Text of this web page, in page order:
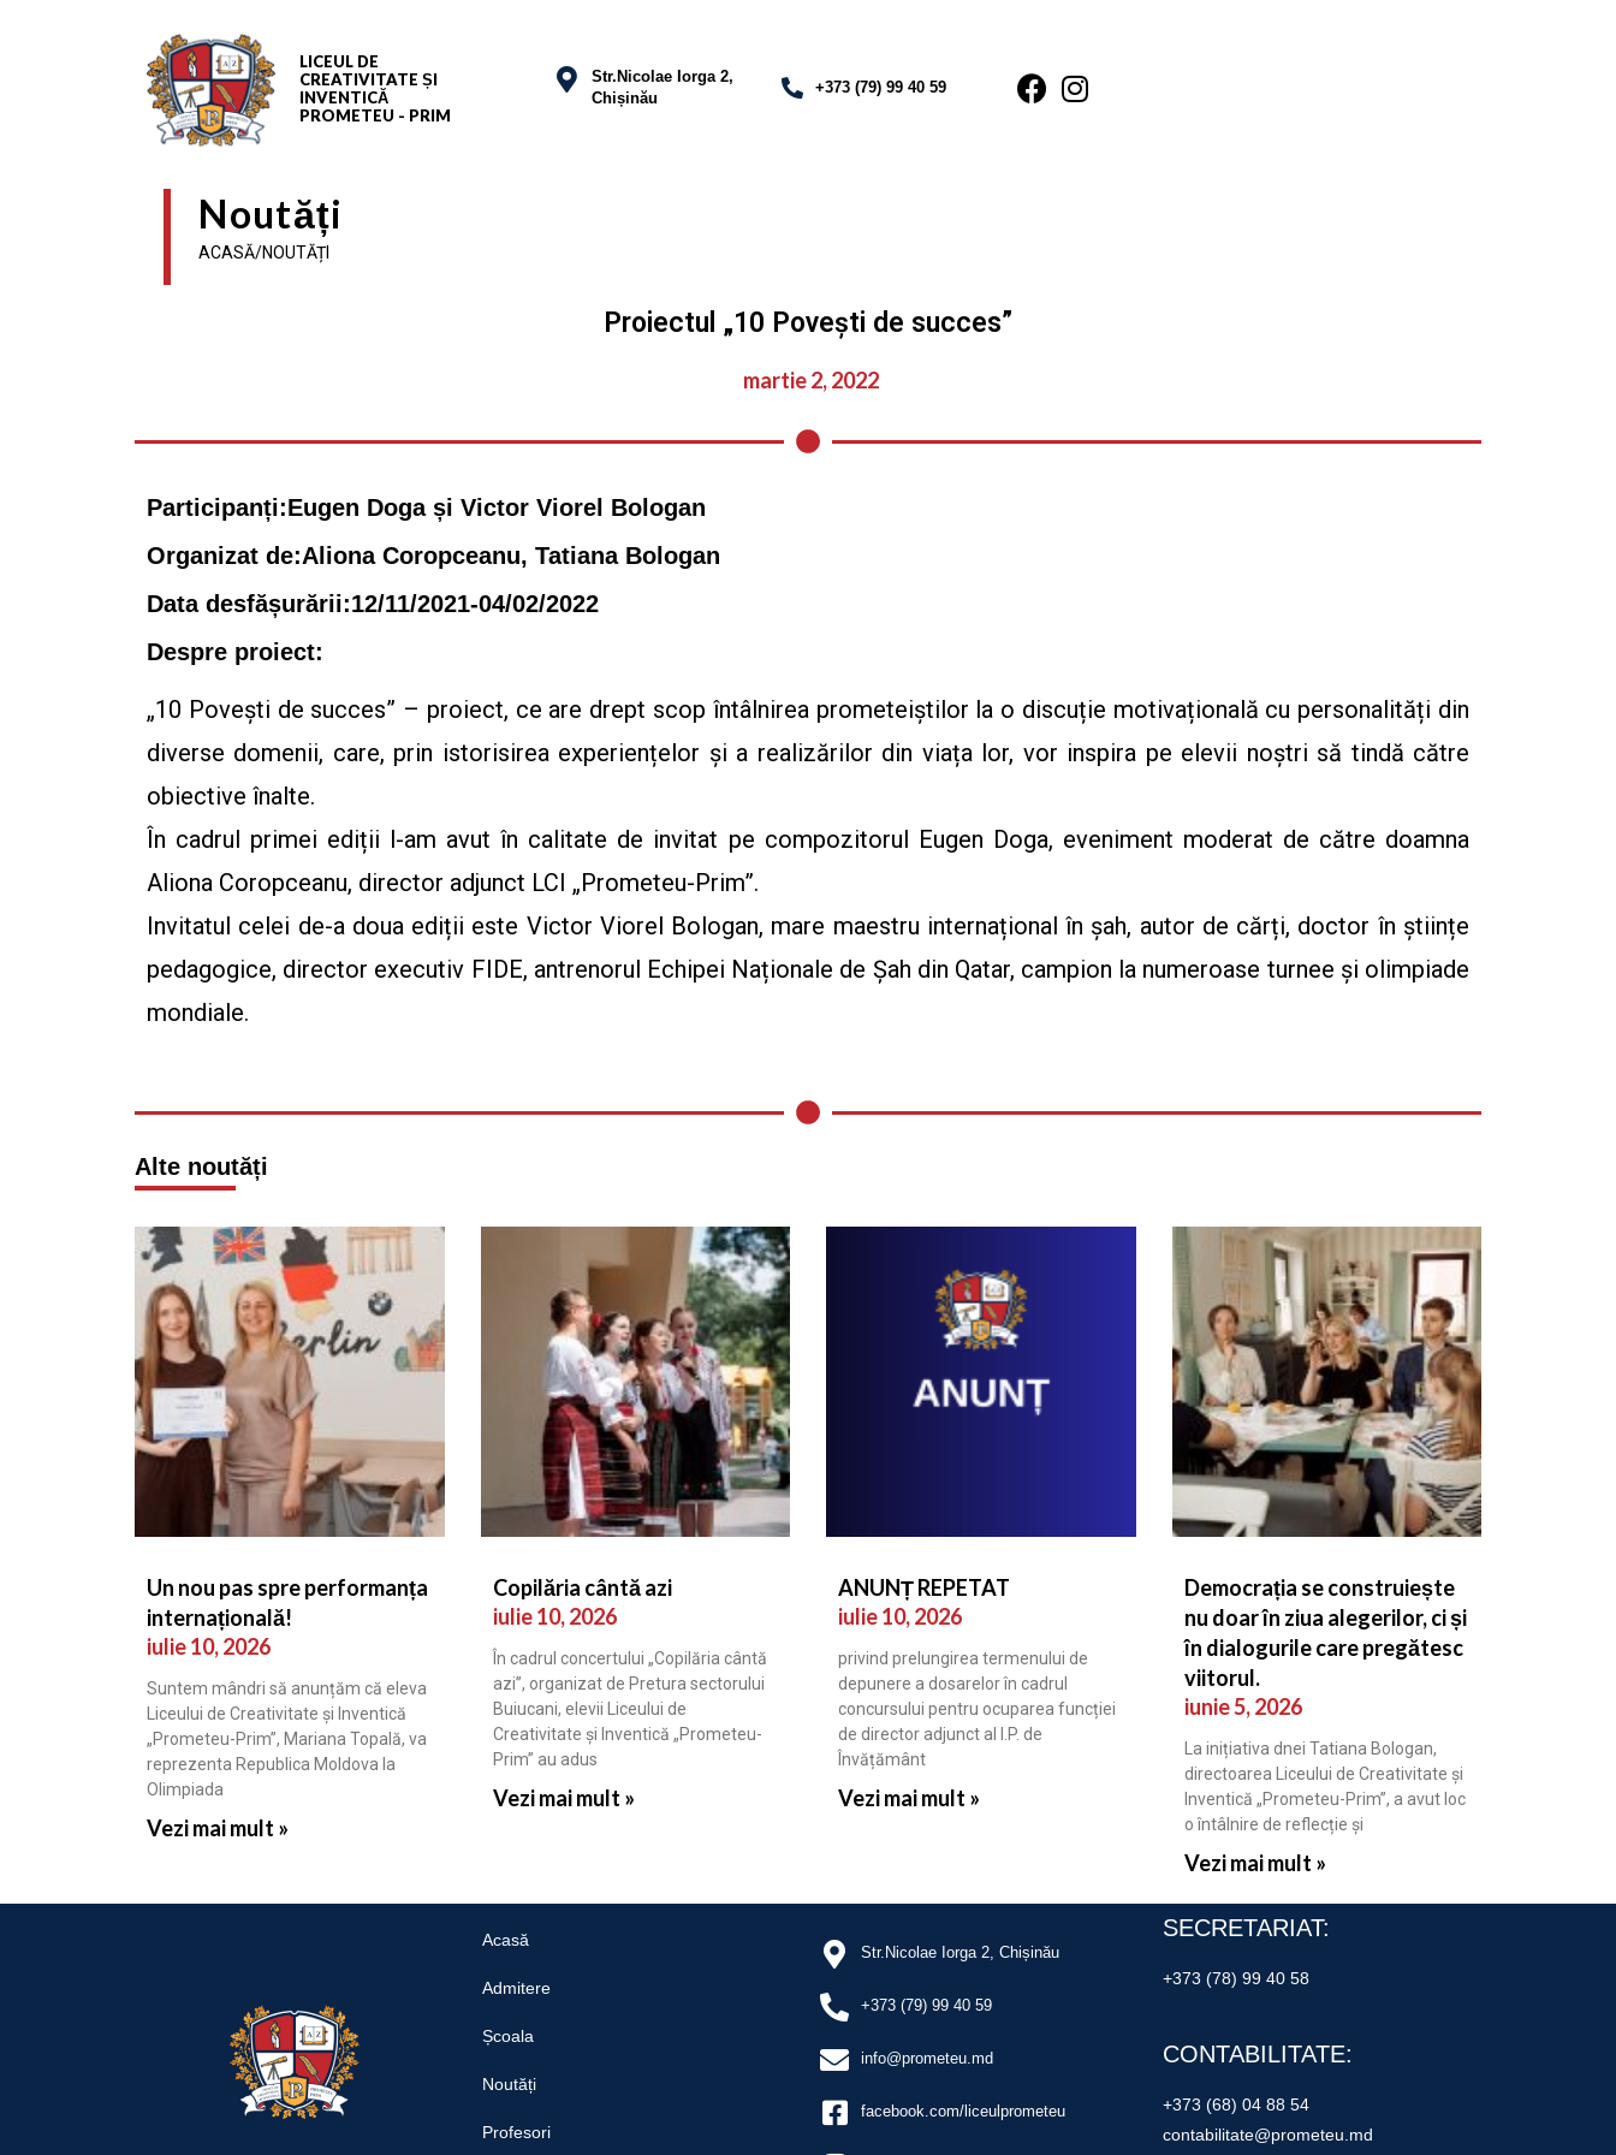
LICEUL DE
CREATIVITATE ȘI
INVENTICĂ
PROMETEU - PRIM
Str.Nicolae Iorga 2,
Chișinău
+373 (79) 99 40 59
Noutăți
ACASĂ/NOUTĂȚI
Proiectul „10 Povești de succes”
martie 2, 2022
Participanți:Eugen Doga și Victor Viorel Bologan
Organizat de:Aliona Coropceanu, Tatiana Bologan
Data desfășurării:12/11/2021-04/02/2022
Despre proiect:
„10 Povești de succes” – proiect, ce are drept scop întâlnirea prometeiștilor la o discuție motivațională cu personalități din
diverse domenii, care, prin istorisirea experiențelor și a realizărilor din viața lor, vor inspira pe elevii noștri să tindă către
obiective înalte.
În cadrul primei ediții l-am avut în calitate de invitat pe compozitorul Eugen Doga, eveniment moderat de către doamna
Aliona Coropceanu, director adjunct LCI „Prometeu-Prim”.
Invitatul celei de-a doua ediții este Victor Viorel Bologan, mare maestru internațional în șah, autor de cărți, doctor în științe
pedagogice, director executiv FIDE, antrenorul Echipei Naționale de Șah din Qatar, campion la numeroase turnee și olimpiade
mondiale.
Alte noutăți
Un nou pas spre performanța
internațională!
iulie 10, 2026
Suntem mândri să anunțăm că eleva
Liceului de Creativitate și Inventică
„Prometeu-Prim”, Mariana Topală, va
reprezenta Republica Moldova la
Olimpiada
Vezi mai mult »
Copilăria cântă azi
iulie 10, 2026
În cadrul concertului „Copilăria cântă
azi”, organizat de Pretura sectorului
Buiucani, elevii Liceului de
Creativitate și Inventică „Prometeu-
Prim” au adus
Vezi mai mult »
ANUNȚ REPETAT
iulie 10, 2026
privind prelungirea termenului de
depunere a dosarelor în cadrul
concursului pentru ocuparea funcției
de director adjunct al I.P. de
Învățământ
Vezi mai mult »
Democrația se construiește
nu doar în ziua alegerilor, ci și
în dialogurile care pregătesc
viitorul.
iunie 5, 2026
La inițiativa dnei Tatiana Bologan,
directoarea Liceului de Creativitate și
Inventică „Prometeu-Prim”, a avut loc
o întâlnire de reflecție și
Vezi mai mult »
Acasă
Admitere
Școala
Noutăți
Profesori
Str.Nicolae Iorga 2, Chișinău
+373 (79) 99 40 59
info@prometeu.md
facebook.com/liceulprometeu
SECRETARIAT:
+373 (78) 99 40 58
CONTABILITATE:
+373 (68) 04 88 54
contabilitate@prometeu.md